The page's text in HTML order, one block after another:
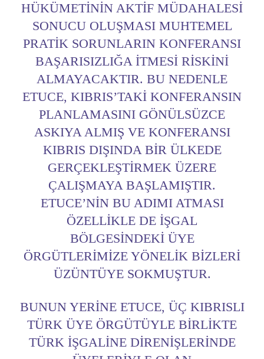
HÜKÜMETININ AKTIF MÜDAHALESI
SONUCU OLUŞMASI MUHTEMEL
PRATIK SORUNLARIN KONFERANSI
BAŞARISIZLIĞA ITMESI RISKINI
ALMAYACAKTIR. BU NEDENLE
ETUCE, KIBRIS’TAKI KONFERANSIN
PLANLAMASINI GÖNÜLSÜZCE
ASKIYA ALMIŞ VE KONFERANSI
KIBRIS DIŞINDA BIR ÜLKEDE
GERÇEKLEŞTIRMEK ÜZERE
ÇALIŞMAYA BAŞLAMIŞTIR.
ETUCE’NIN BU ADIMI ATMASI
ÖZELLIKLE DE IŞGAL
BÖLGESINDEKI ÜYE
ÖRGÜTLERIMIZE YÖNELIK BIZLERI
ÜZÜNTÜYE SOKMUŞTUR.
BUNUN YERINE ETUCE, ÜÇ KIBRISLI
TÜRK ÜYE ÖRGÜTÜYLE BIRLIKTE
TÜRK IŞGALINE DIRENIŞLERINDE